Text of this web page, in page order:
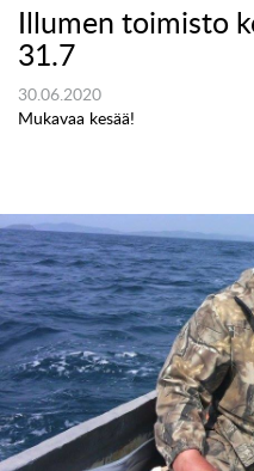
Illumen toimisto
31.7
30.06.2020
Mukavaa kesää!